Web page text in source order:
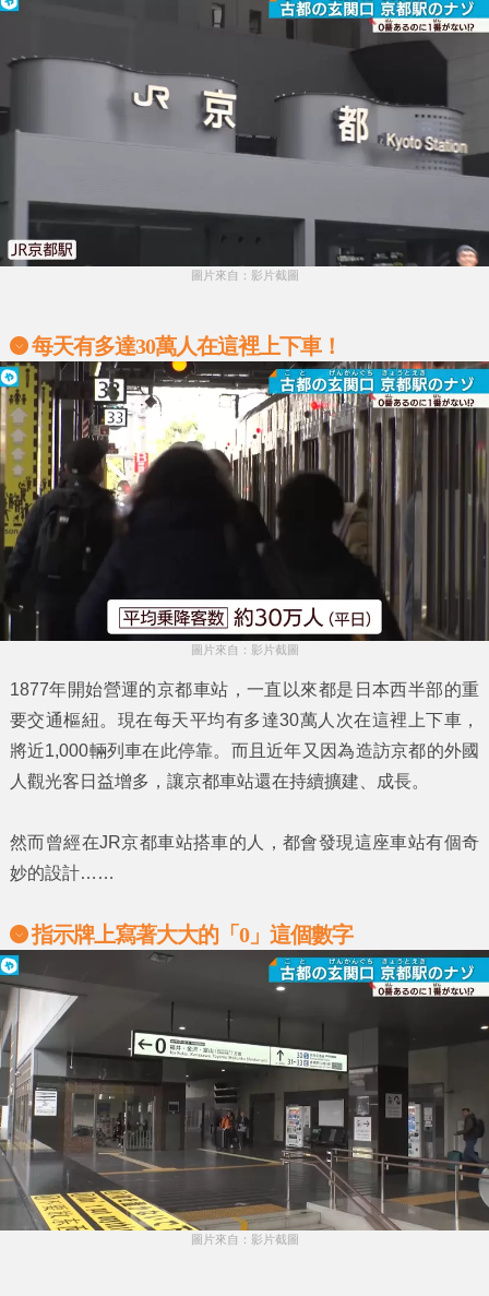
圖片來自：影片截圖
每天有多達30萬人在這裡上下車！
圖片來自：影片截圖
1877年開始營運的京都車站 ，一直以來都是日本西半部的重
要交通樞紐。現在每天平均有多達30萬人次在這裡上下車，
將近1,000輛列車在此停靠。而且近年又因為造訪京都的外國
人觀光客 日益增多，讓京都車站還在持續擴建、成長。
然而曾經在JR京都車站搭車的人，都會發現這座車站有個奇
妙的設計……
指示牌上寫著大大的「0」這個數字
圖片來自：影片截圖